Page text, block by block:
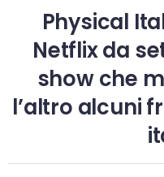
Physical
Netflix da
show che
l’altro alcuni